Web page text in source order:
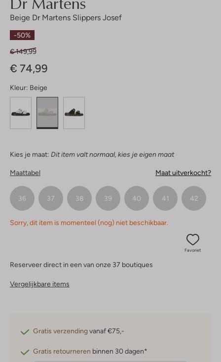
Beige Dr Martens Slippers Josef
-50%
€ 149,99
€ 74,99
Kleur: Beige
Kies je maat: Dit item valt normaal, kies je eigen maat
Maattabel Maat uitverkocht?
36 37 38 39 40 41 42
Sorry, dit item is momenteel (nog) niet beschikbaar.
Favoriet
Reserveer direct in een van onze 37 boutiques
Vergelijkbare items
Gratis verzendingvanaf €75,-
Gratis retourneren binnen 30 dagen*